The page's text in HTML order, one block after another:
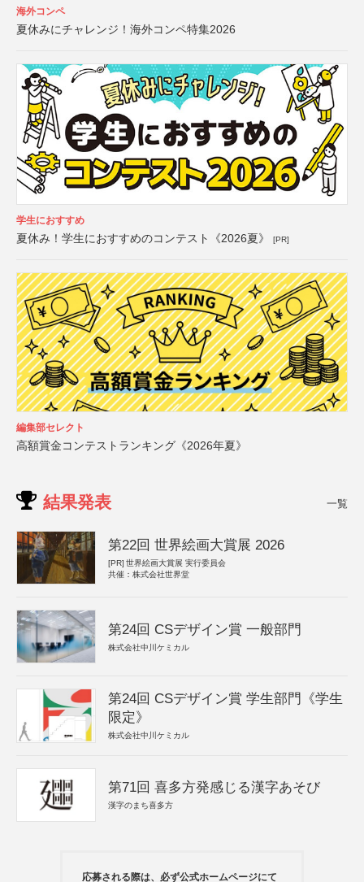
海外コンペ
夏休みにチャレンジ！海外コンペ特集2026
学生におすすめ
夏休み！学生におすすめのコンテスト《2026夏》 [PR]
編集部セレクト
高額賞金コンテストランキング《2026年夏》
結果発表 一覧
第22回 世界絵画大賞展 2026
[PR] 世界絵画大賞展 実行委員会
共催：株式会社世界堂
第24回 CSデザイン賞 一般部門
株式会社中川ケミカル
第24回 CSデザイン賞 学生部門《学生
限定》
株式会社中川ケミカル
第71回 喜多方発感じる漢字あそび
漢字のまち喜多方
応募される際は、必ず公式ホームページにて